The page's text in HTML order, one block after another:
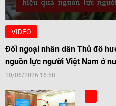
VIDEO
Đối ngoại nhân dân Thủ đô
nguồn lực người Việt Nam ở
10/06/2026 16:58